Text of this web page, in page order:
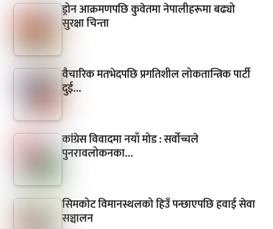
ड्रोन आक्रमणपछि कुवेतमा नेपालीहरूमा बढ्यो
सुरक्षा चिन्ता
वैचारिक मतभेदपछि प्रगतिशील लोकतान्त्रिक पार्टी
दुई…
कांग्रेस विवादमा नयाँ मोड : सर्वोच्चले
पुनरावलोकनका…
सिमकोट विमानस्थलको हिउँ पन्छाएपछि हवाई सेवा
सञ्चालन